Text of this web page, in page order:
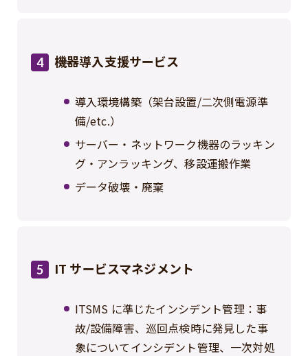
4 機器導入支援サービス
導入環境構築（架台設置/二次側電源準
備/etc.）
サーバー・ネットワーク機器のラッキン
グ・アンラッキング、移設運搬作業
データ破壊・廃棄
5 IT サービスマネジメント
ITSMS に準じたインシデント管理：事
故/設備障害、巡回点検時に発見した事
象についてインシデント管理、一次対処